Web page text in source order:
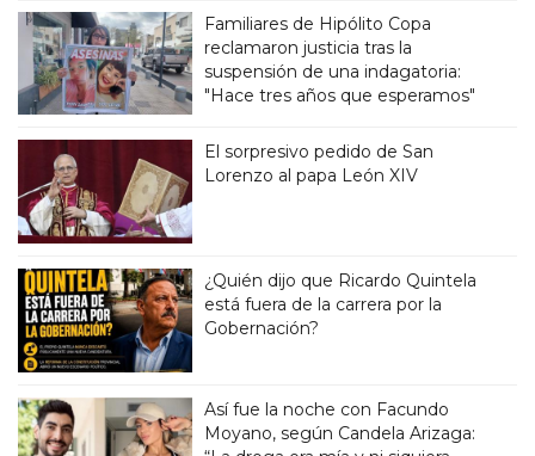
Familiares de Hipólito Copa
reclamaron justicia tras la
suspensión de una indagatoria:
"Hace tres años que esperamos"
El sorpresivo pedido de San
Lorenzo al papa León XIV
¿Quién dijo que Ricardo Quintela
está fuera de la carrera por la
Gobernación?
Así fue la noche con Facundo
Moyano, según Candela Arizaga: